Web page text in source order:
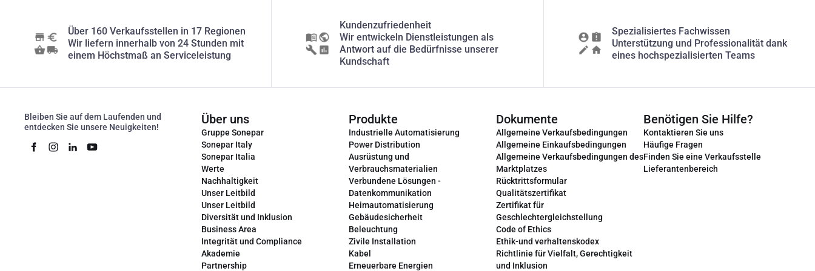
Über 160 Verkaufsstellen in 17 Regionen
Wir liefern innerhalb von 24 Stunden mit
einem Höchstmaß an Serviceleistung
Kundenzufriedenheit
Wir entwickeln Dienstleistungen als
Antwort auf die Bedürfnisse unserer
Kundschaft
Spezialisiertes Fachwissen
Unterstützung und Professionalität dank
eines hochspezialisierten Teams
Bleiben Sie auf dem Laufenden und
entdecken Sie unsere Neuigkeiten!
Über uns
Gruppe Sonepar
Sonepar Italy
Sonepar Italia
Werte
Nachhaltigkeit
Unser Leitbild
Unser Leitbild
Diversität und Inklusion
Business Area
Integrität und Compliance
Akademie
Partnership
Produkte
Industrielle Automatisierung
Power Distribution
Ausrüstung und
Verbrauchsmaterialien
Verbundene Lösungen -
Datenkommunikation
Heimautomatisierung
Gebäudesicherheit
Beleuchtung
Zivile Installation
Kabel
Erneuerbare Energien
Dokumente
Allgemeine Verkaufsbedingungen
Allgemeine Einkaufsbedingungen
Allgemeine Verkaufsbedingungen des
Marktplatzes
Rücktrittsformular
Qualitätszertifikat
Zertifikat für
Geschlechtergleichstellung
Code of Ethics
Ethik-und verhaltenskodex
Richtlinie für Vielfalt, Gerechtigkeit
und Inklusion
Benötigen Sie Hilfe?
Kontaktieren Sie uns
Häufige Fragen
Finden Sie eine Verkaufsstelle
Lieferantenbereich